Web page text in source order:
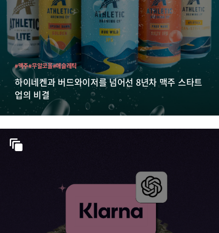
하이네켄과 버드와이저를 넘어선 8년차 맥주 스타트
업의 비결
#맥주#무알코올#애슬레틱